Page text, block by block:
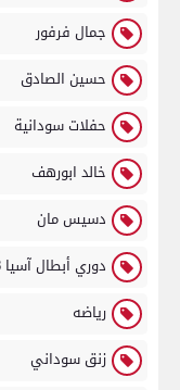
جمال فرفور
حسين الصادق
حفلات سودانية
خالد ابورهف
دسيس مان
دوري أبطال آسيا 2018
رياضه
زنق سوداني